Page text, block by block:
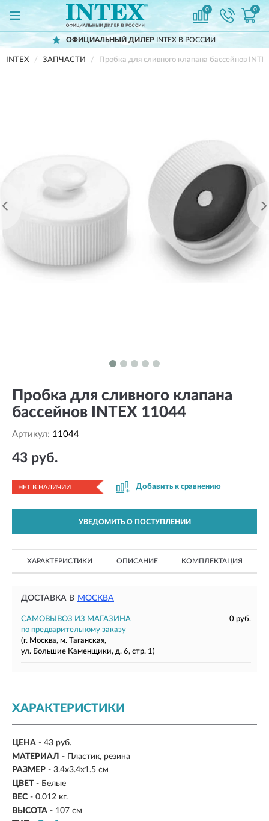
0 0
ОФИЦИАЛЬНЫЙ ДИЛЕРINTEX В РОССИИ
INTEX ЗАПЧАСТИ Пробка для сливного клапана бассейнов
Пробка для сливного клапана
бассейнов INTEX 11044
Артикул: 11044
43 руб.
НЕТ В НАЛИЧИИ Добавить к сравнению
УВЕДОМИТЬ О ПОСТУПЛЕНИИ
ХАРАКТЕРИСТИКИ ОПИСАНИЕ КОМПЛЕКТАЦИЯ
ДОСТАВКА В МОСКВА
САМОВЫВОЗ ИЗ МАГАЗИНА
0 руб.
по предварительному заказу
(г. Москва, м. Таганская,
ул. Большие Каменщики, д. 6, стр. 1)
ХАРАКТЕРИСТИКИ
ЦЕНА - 43 руб.
МАТЕРИАЛ - Пластик, резина
РАЗМЕР - 3.4х3.4х1.5 см
ЦВЕТ - Белые
ВЕС - 0.012 кг.
ВЫСОТА - 107 см